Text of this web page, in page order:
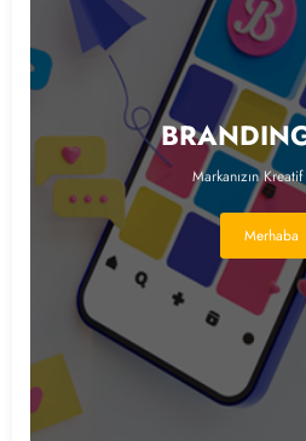
Markanızın
Merhaba